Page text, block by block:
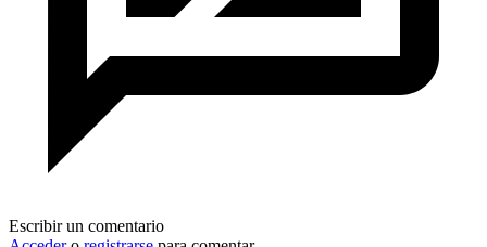
Escribir un comentario